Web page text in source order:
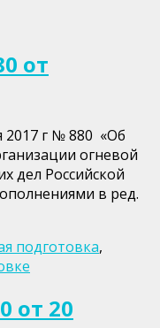
от
2017 г № 880 «Об
огневой
дел Российской
в ред.
подготовка,
от 20